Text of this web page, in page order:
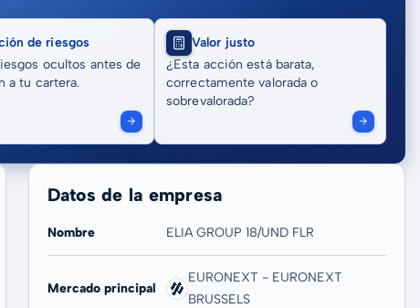
de riesgos
ocultos antes de
a tu cartera.
Valor justo
¿Esta acción está barata,
correctamente valorada o
sobrevalorada?
Datos de la empresa
Nombre ELIA GROUP 18/UND FLR
Mercado principal
EURONEXT - EURONEXT
BRUSSELS